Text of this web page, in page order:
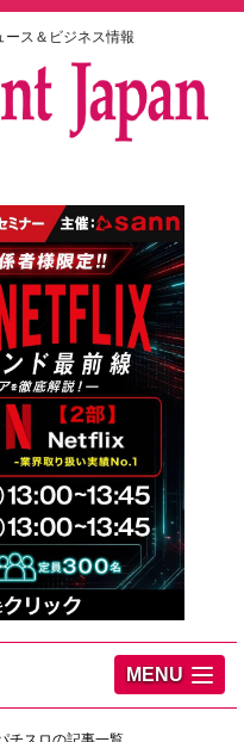
ス＆ビジネス情報
MENU